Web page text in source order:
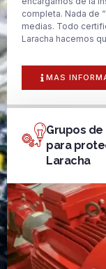
completa. Nada de
medias. Todo
Laracha hacemos
MAS
Grupos
para
Laracha